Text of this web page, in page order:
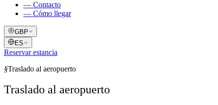
— Contacto
— Cómo llegar
GBP
ES
Reservar estancia
§Traslado al aeropuerto
Traslado al aeropuerto